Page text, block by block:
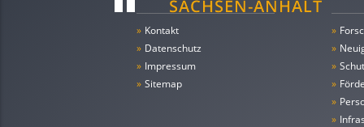
» Kontakt
» Datenschutz
» Impressum
» Sitemap
»
»
»
»
»
»